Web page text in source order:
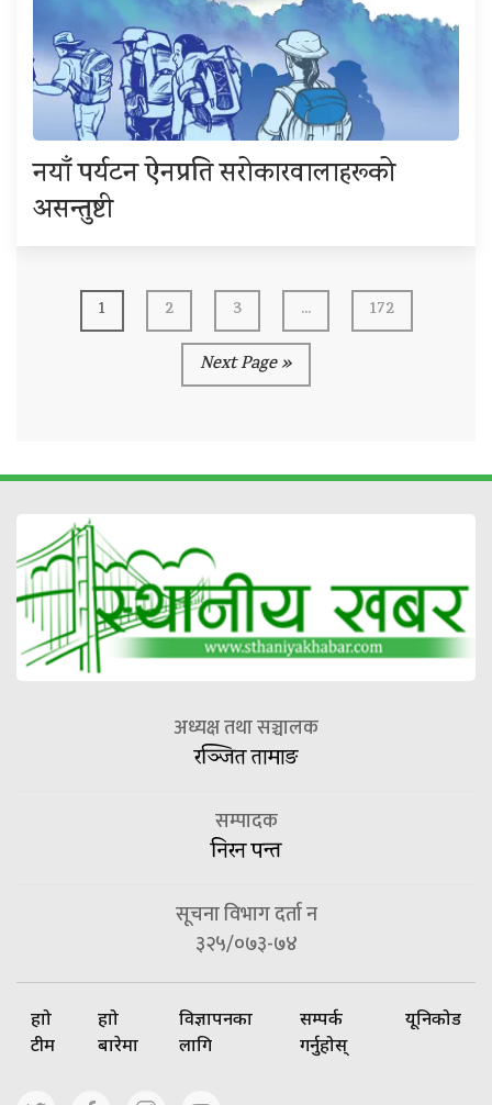
नयाँ पर्यटन ऐनप्रति सरोकारवालाहरूको
असन्तुष्टी
1 2 3 ...
172
Next Page »
अध्यक्ष तथा सञ्चालक
रञ्जित तामाङ
सम्पादक
निरन पन्त
सूचना विभाग दर्ता न
३२५/०७३-७४
हाम्रो
टीम
हाम्रो
बारेमा
विज्ञापनका
लागि
सम्पर्क
गर्नुहोस्
यूनिकोड